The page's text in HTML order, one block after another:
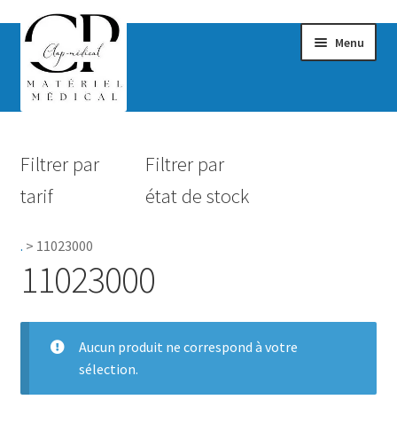
Menu
Hygiène
Accessoires Salle de bain
Filtrer par
tarif
Filtrer par
état de stock
. > 11023000
11023000
Aucun produit ne correspond à votre
sélection.